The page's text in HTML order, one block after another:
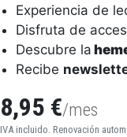
Experiencia de
Disfruta de
Descubre la
Recibe
8,95 €/mes
IVA incluido. Renovación